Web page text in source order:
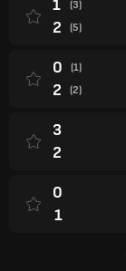
(3)
1
(5)
2
(1)
0
(2)
2
3
2
0
1